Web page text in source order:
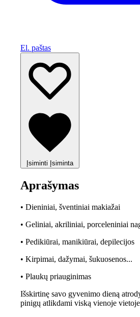
El. paštas
Įsiminti Įsiminta
Aprašymas
• Dieniniai, šventiniai makiažai
• Geliniai, akriliniai, porceleniniai
• Pedikiūrai, manikiūrai, depilecijos
• Kirpimai, dažymai, šukuosenos...
• Plaukų priauginimas
Išskirtinę savo gyvenimo dieną
pinigų atlikdami viską vienoje